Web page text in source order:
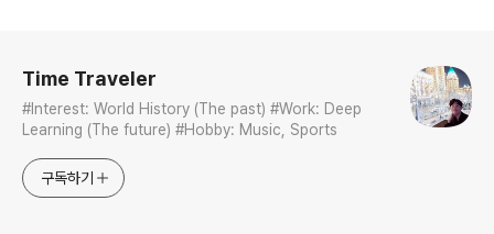
Time Traveler
#Interest: World History (The past) #Work: Deep
Learning (The future) #Hobby: Music, Sports
구독하기